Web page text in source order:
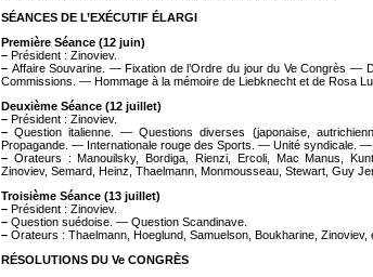
SÉANCES DE L’EXÉCUTIF ÉLARGI
Première Séance (12 juin)
– Président : Zinoviev.
– Affaire Souvarine. — Fixation de l’Ordre du jour du Ve Congrès —
Commissions. — Hommage à la mémoire de Liebknecht et de Rosa
Deuxième Séance (12 juillet)
– Président : Zinoviev.
– Question italienne. — Questions diverses (japonaise,
Propagande. — Internationale rouge des Sports. — Unité syndicale. —
– Orateurs : Manouilsky, Bordiga, Rienzi, Ercoli, Mac Manus,
Zinoviev, Semard, Heinz, Thaelmann, Monmousseau, Stewart, Guy
Troisième Séance (13 juillet)
– Président : Zinoviev.
– Question suédoise. — Question Scandinave.
– Orateurs : Thaelmann, Hoeglund, Samuelson, Boukharine, Zinoviev,
RÉSOLUTIONS DU Ve CONGRÈS